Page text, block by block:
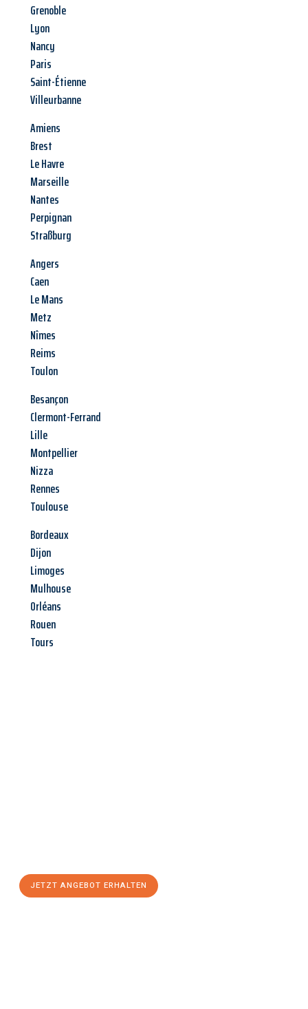
Grenoble
Lyon
Nancy
Paris
Saint-Étienne
Villeurbanne
Amiens
Brest
Le Havre
Marseille
Nantes
Perpignan
Straßburg
Angers
Caen
Le Mans
Metz
Nîmes
Reims
Toulon
Besançon
Clermont-Ferrand
Lille
Montpellier
Nizza
Rennes
Toulouse
Bordeaux
Dijon
Limoges
Mulhouse
Orléans
Rouen
Tours
JETZT ANGEBOT ERHALTEN